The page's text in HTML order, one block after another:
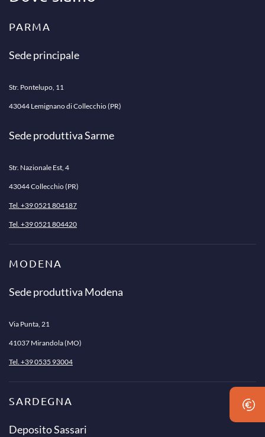
PARMA
Sede principale
Str. Pontelupo, 11
43044 Lemignano di Collecchio (PR)
Sede produttiva Sarme
Str. Nazionale Est, 4
43044 Collecchio (PR)
Tel. +39 0521 804187
Tel. +39 0521 804420
MODENA
Sede produttiva Modena
Via Punta, 21
41037 Mirandola (MO)
Tel. +39 0535 93004
SARDEGNA
Deposito Sassari